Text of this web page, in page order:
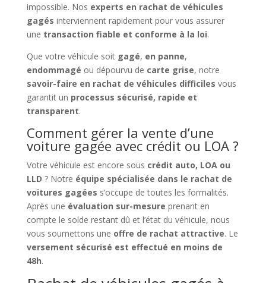
impossible. Nos experts en rachat de véhicules
gagés interviennent rapidement pour vous assurer
une transaction fiable et conforme à la loi.
Que votre véhicule soit gagé, en panne,
endommagé ou dépourvu de carte grise, notre
savoir-faire en rachat de véhicules difficiles vous
garantit un processus sécurisé, rapide et
transparent.
Comment gérer la vente d’une
voiture gagée avec crédit ou LOA ?
Votre véhicule est encore sous crédit auto, LOA ou
LLD ? Notre équipe spécialisée dans le rachat de
voitures gagées s’occupe de toutes les formalités.
Après une évaluation sur-mesure prenant en
compte le solde restant dû et l’état du véhicule, nous
vous soumettons une offre de rachat attractive. Le
versement sécurisé est effectué en moins de
48h.